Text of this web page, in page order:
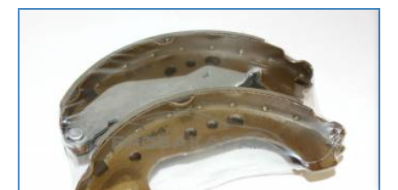
Корпус механизма изменен. фаз
ГРМ 1.8 FSI
Бренд:BORSEHUNG
Артикул: 06H109210AG
Ціна:
2 760,00 ₴